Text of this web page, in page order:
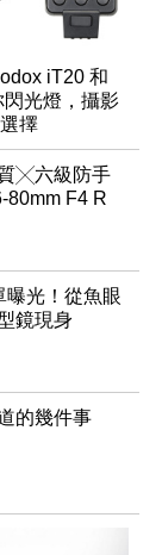
iT20 和
光燈，攝影
擇
╳六級防手
80mm F4 R
曝光！從魚眼
鏡現身
的幾件事